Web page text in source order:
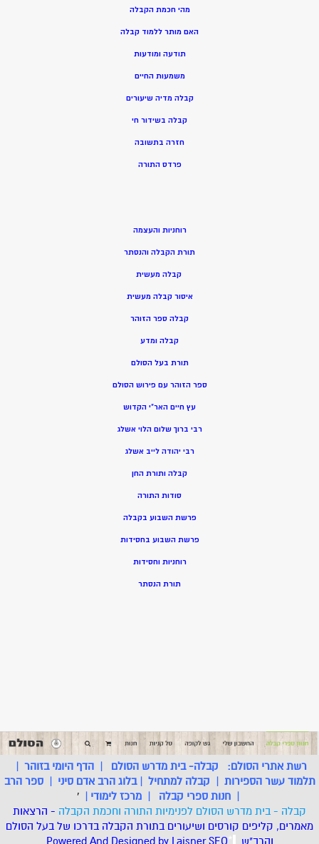
מהי חכמת הקבלה
האם מותר ללמוד קבלה
תודעה ומודעות
משמעות החיים
קבלה מדיה שיעורים
קבלה בשידור חי
חזרה בתשובה
פרדס התורה
רוחניות והעצמה
תורת הקבלה והנסתר
קבלה מעשית
איסור קבלה מעשית
קבלה ספר הזוהר
קבלה ומדע
תורת בעל הסולם
ספר הזוהר עם פירוש הסולם
עץ חיים האר”י הקדוש
רבי ברוך שלום הלוי אשלג
רבי יהודה לייב אשלג
קבלה ותורת החן
סודות התורה
פרשת השבוע בקבלה
פרשת השבוע בחסידות
רוחניות וחסידות
תורת הנסתר
רשת אתרי הסולם: קבלה- בית מדרש הסולם |הדף היומי בזוהר |
תלמוד עשר הספירות | קבלה למתחיל |בלוג הרב אדם סיני |ספר הרב
| חנות ספרי קבלה | מרכז לימודי |
'
קבלה - בית מדרש הסולם לפנימיות התורה וחכמת הקבלה - הרצאות
מאמרים, קליפים קורסים ושיעורים בתורת הקבלה בדרכו של בעל הסולם
והרב"ש.
*
Powered And Designed by LaisnerSEO